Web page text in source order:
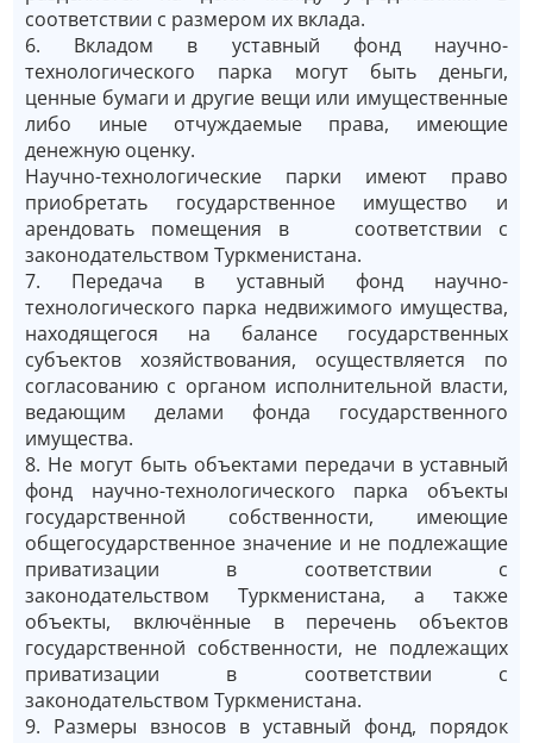
соответствии с размером их вклада.
6. Вкладом в уставный фонд научно-
технологического парка могут быть деньги,
ценные бумаги и другие вещи или имущественные
либо иные отчуждаемые права, имеющие
денежную оценку.
Научно-технологические парки имеют право
приобретать государственное имущество и
арендовать помещения в соответствии с
законодательством Туркменистана.
7. Передача в уставный фонд научно-
технологического парка недвижимого имущества,
находящегося на балансе государственных
субъектов хозяйствования, осуществляется по
согласованию с органом исполнительной власти,
ведающим делами фонда государственного
имущества.
8. Не могут быть объектами передачи в уставный
фонд научно-технологического парка объекты
государственной собственности, имеющие
общегосударственное значение и не подлежащие
приватизации в соответствии с
законодательством Туркменистана, а также
объекты, включённые в перечень объектов
государственной собственности, не подлежащих
приватизации в соответствии с
законодательством Туркменистана.
9. Размеры взносов в уставный фонд, порядок